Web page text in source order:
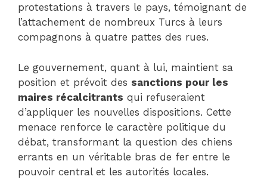
protestations à travers le pays, témoignant de
l’attachement de nombreux Turcs à leurs
compagnons à quatre pattes des rues.
Le gouvernement, quant à lui, maintient sa
position et prévoit des sanctions pour les
maires récalcitrants qui refuseraient
d’appliquer les nouvelles dispositions. Cette
menace renforce le caractère politique du
débat, transformant la question des chiens
errants en un véritable bras de fer entre le
pouvoir central et les autorités locales.